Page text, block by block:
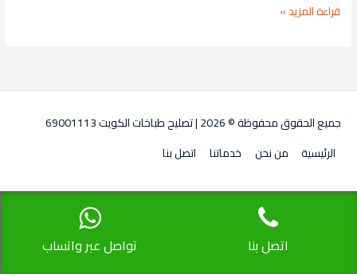
قراءة المزيد »
جميع الحقوق محفوظة © 2026 |
تصليح طباخات الكويت 69001113
الرئيسية
من نحن خدماتنا اتصل بنا
اتصل بنا تواصل عبر واتساب